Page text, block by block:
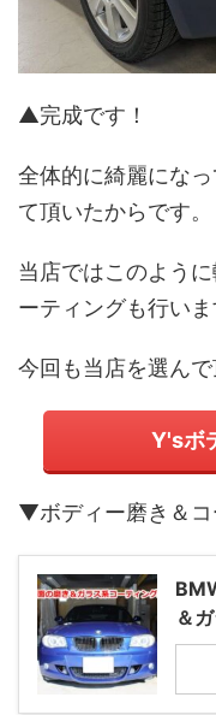
▲完成です！
全体的に綺麗にな
て頂いたからです。
当店ではこのよう
ーティングも行いま
今回も当店を選ん
Y'sボ
▼ボディー磨き＆コ
＆